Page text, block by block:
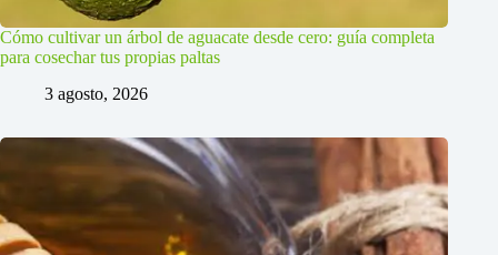
Cómo cultivar un árbol de aguacate desde cero: guía completa
para cosechar tus propias paltas
3 agosto, 2026